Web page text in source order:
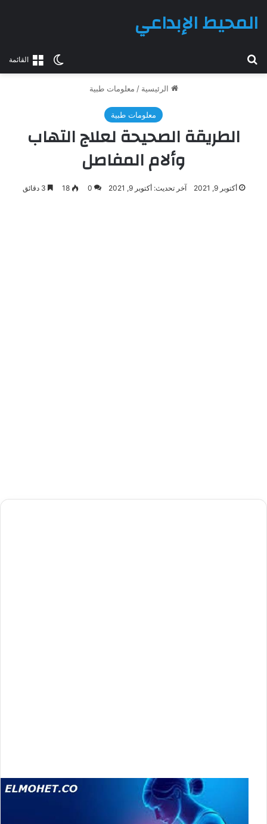
القائمةالوضع
المحيط الإبداعي
الرئيسية / معلومات طبية
معلومات طبية
الطريقة الصحيحة لعلاج التهاب
وألام المفاصل
أكتوبر 9, 2021 آخر تحديث: أكتوبر 9, 2021 0
18